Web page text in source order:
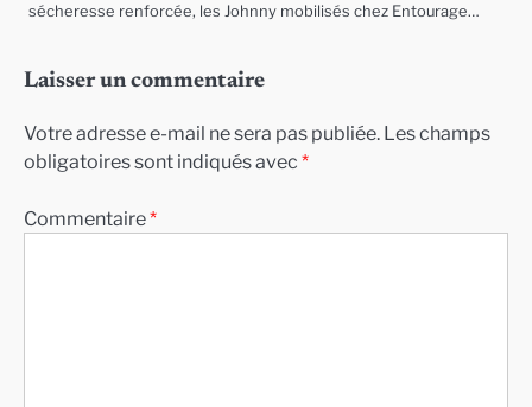
sécheresse renforcée, les Johnny mobilisés chez Entourage…
Laisser un commentaire
Votre adresse e-mail ne sera pas publiée. Les champs
obligatoires sont indiqués avec *
Commentaire*